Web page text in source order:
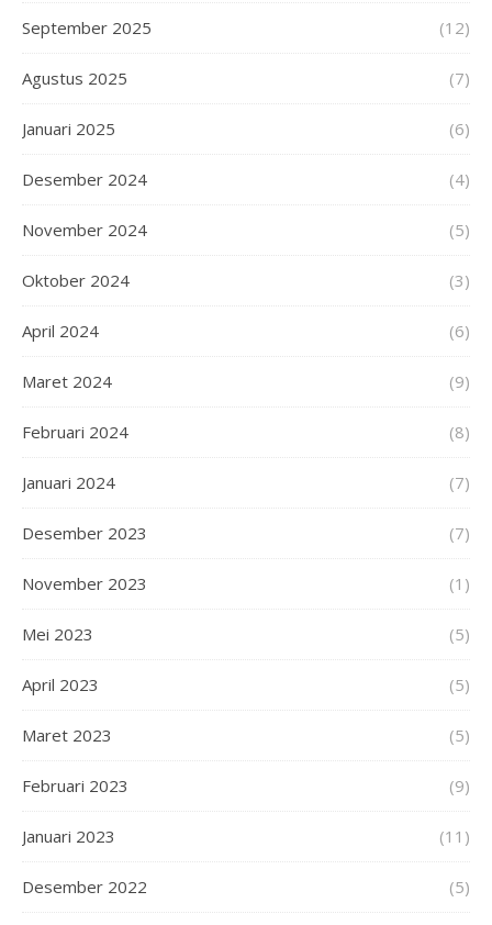
September 2025 (12)
Agustus 2025 (7)
Januari 2025 (6)
Desember 2024 (4)
November 2024 (5)
Oktober 2024 (3)
April 2024 (6)
Maret 2024 (9)
Februari 2024 (8)
Januari 2024 (7)
Desember 2023 (7)
November 2023 (1)
Mei 2023 (5)
April 2023 (5)
Maret 2023 (5)
Februari 2023 (9)
Januari 2023 (11)
Desember 2022 (5)